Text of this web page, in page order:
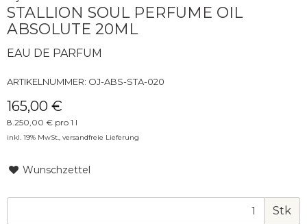
STALLION SOUL PERFUME OIL
ABSOLUTE 20ML
EAU DE PARFUM
ARTIKELNUMMER: OJ-ABS-STA-020
165,00 €
8.250,00 € pro 1 l
inkl. 19% MwSt., versandfreie Lieferung
Wunschzettel
Stk